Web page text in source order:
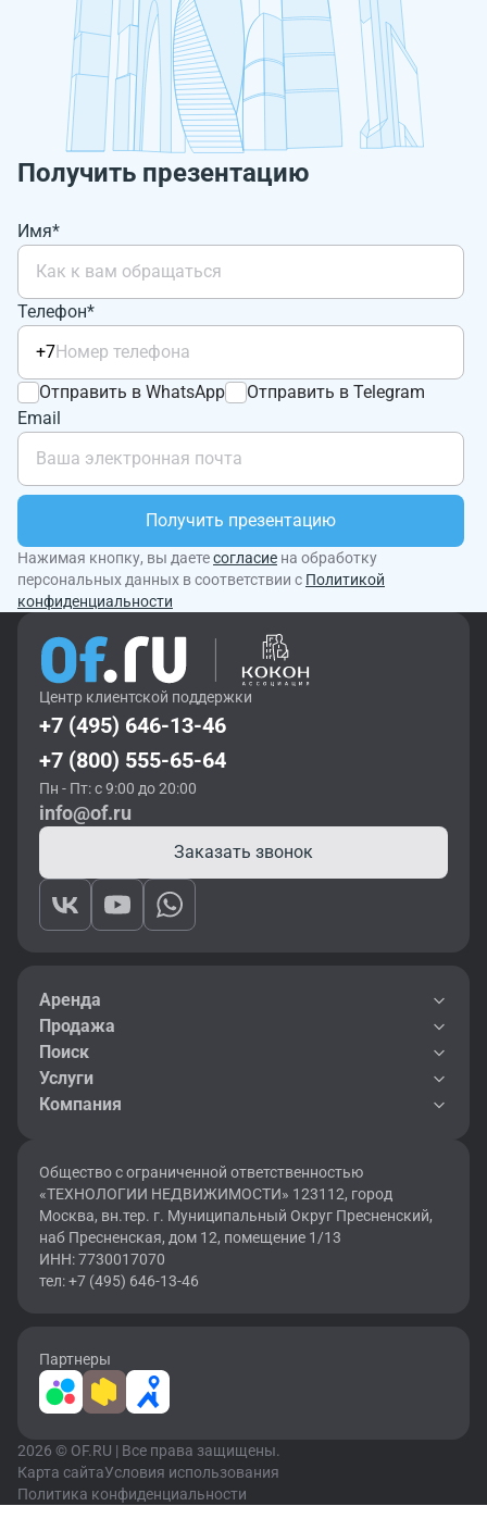
Получить презентацию
Имя*
Телефон*
+7
Отправить в WhatsApp
Отправить в Telegram
Email
Получить презентацию
Нажимая кнопку, вы даетесогласие на обработку
персональных данных в соответствии с Политикой
конфиденциальности
Центр клиентской поддержки
+7 (495) 646-13-46
+7 (800) 555-65-64
Пн - Пт: с 9:00 до 20:00
info@of.ru
Заказать звонок
Аренда
Продажа
Поиск
Услуги
Компания
Общество с ограниченной ответственностью
«ТЕХНОЛОГИИ НЕДВИЖИМОСТИ» 123112, город
Москва, вн.тер. г. Муниципальный Округ Пресненский,
наб Пресненская, дом 12, помещение 1/13
ИНН: 7730017070
тел: +7 (495) 646-13-46
Партнеры
2026 © OF.RU | Все права защищены.
Карта сайтаУсловия использования
Политика конфиденциальности